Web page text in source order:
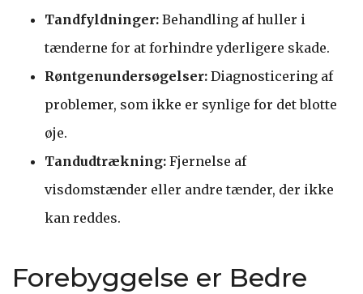
Tandfyldninger: Behandling af huller i
tænderne for at forhindre yderligere skade.
Røntgenundersøgelser: Diagnosticering af
problemer, som ikke er synlige for det blotte
øje.
Tandudtrækning: Fjernelse af
visdomstænder eller andre tænder, der ikke
kan reddes.
Forebyggelse er Bedre